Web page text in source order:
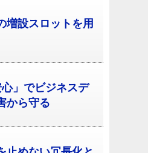
増設スロットを用
心」でビジネスデ
から守る